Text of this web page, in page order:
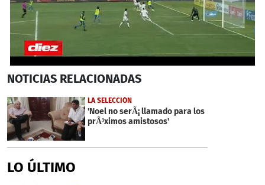
seconds
21
seconds
Próximo
NOTICIAS RELACIONADAS
LA SELECCIÓN
'Noel no serÃ¡ llamado para los
prÃ³ximos amistosos'
LO ÚLTIMO